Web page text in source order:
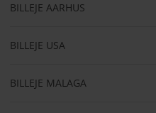
BILLEJE AARHUS
BILLEJE USA
BILLEJE MALAGA